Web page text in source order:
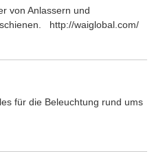
von Anlassern und
http://waiglobal.com/
für die Beleuchtung rund ums